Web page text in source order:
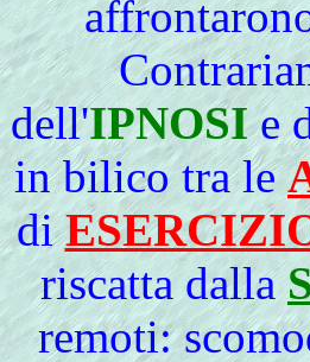
dell'IPNOSIe
in bilico tra le
di
riscatta dalla
remoti: